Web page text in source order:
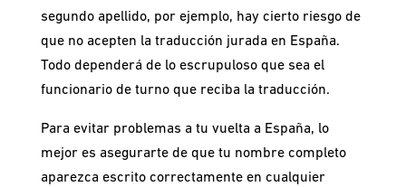
segundo apellido, por ejemplo, hay cierto riesgo de
que no acepten la traducción jurada en España.
Todo dependerá de lo escrupuloso que sea el
funcionario de turno que reciba la traducción.
Para evitar problemas a tu vuelta a España, lo
mejor es asegurarte de que tu nombre completo
aparezca escrito correctamente en cualquier